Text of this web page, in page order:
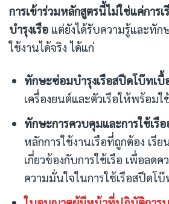
การเข้าร่วมหลักสูตรนี้ไม่ใช่แค่การเ
บำรุงเรือ แต่ยังได้รับความรู้และทัก
ใช้งานได้จริง ได้แก่
ทักษะซ่อมบำรุงเรือสปีดโบ๊ทเบื้
เครื่องยนต์และตัวเรือให้พร้อมใ
ทักษะการควบคุมและการใช้เรื
หลักการใช้งานเรือที่ถูกต้อง เรี
เกี่ยวข้องกับการใช้เรือ เพื่อลดค
ความมั่นใจในการใช้เรือสปีดโบ๊